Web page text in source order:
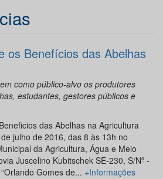
os Benefícios das Abelhas
como público-alvo os produtores
estudantes, gestores públicos e
das Abelhas na Agricultura
julho de 2016, das 8 às 13h no
da Agricultura, Água e Meio
Juscelino Kubitschek SE-230, S/Nº -
Gomes de... +Informações